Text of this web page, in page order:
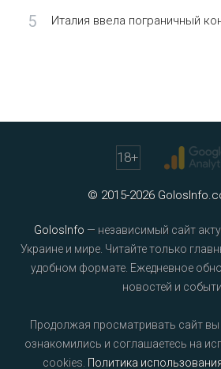
5 Италия ввела пограничный
18+
© 2015-2026
GolosInfo — независимый сайт
Украине и мире. Читайте только
удобном формате. Ежедневное
новостей и
Продолжая просматривать сайт вы
ознакомились и соглашаетесь на
cookies. Политика